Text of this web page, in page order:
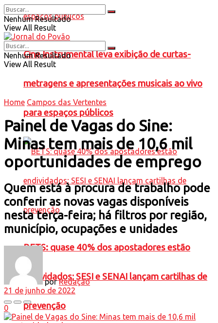
Cine Instrumental leva exibição de curtas-
metragens e apresentações musicais ao vivo
para espaços públicos
BETS: quase 40% dos apostadores estão
endividados; SESI e SENAI lançam cartilhas de
prevenção
Nenhum Resultado
View All Result
Nenhum Resultado
View All Result
Home Campos das Vertentes
Painel de Vagas do Sine:
Minas tem mais de 10,6 mil
oportunidades de emprego
Quem está à procura de trabalho pode
conferir as novas vagas disponíveis
nesta terça-feira; há filtros por região,
município, ocupações e unidades
por Redação
21 de junho de 2022
0